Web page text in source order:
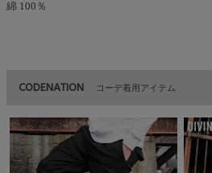
綿 100％
CODENATION コーデ着用アイテム